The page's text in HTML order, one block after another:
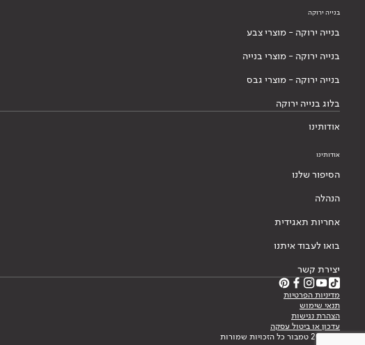
בנייה ירוקה
בנייה ירוקה - מוצרי צבע
בנייה ירוקה - מוצרי בנייה
בנייה ירוקה - מוצרי גבס
בלוג בנייה ירוקה
אודותינו
אודותינו
הסיפור שלנו
הנהלה
אחריות תאגידית
בואו לעבוד איתנו
יצירת קשר
מדיניות הפרטיות
תנאי שימוש
הצהרת נגישות
עדכון או ביטול עסקה